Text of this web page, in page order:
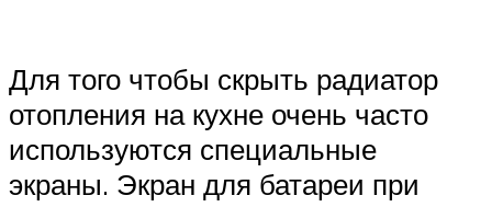
Для того чтобы скрыть радиатор
отопления на кухне очень часто
используются специальные
экраны. Экран для батареи при